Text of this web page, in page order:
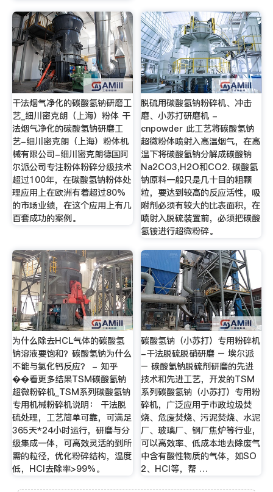
干法烟气净化的碳酸氢钠研磨工
艺_细川密克朗（上海）粉体 干
法烟气净化的碳酸氢钠研磨工
艺-细川密克朗（上海）粉体机
械有限公司-细川密克朗德国阿
尔派公司专注粉体粉碎分级技术
超过100年，在碳酸氢钠粉体处
理应用上在欧洲有着超过80%
的市场业绩，在这个应用上有几
百套成功的案例。
脱硫用碳酸氢钠粉碎机、冲击
磨、小苏打研磨机 -
cnpowder 此工艺将碳酸氢钠
超微粉体喷射入高温烟气，在高
温下将碳酸氢钠分解成碳酸钠
Na2CO3,H2O和CO2. 碳酸氢
钠原料一般只是几十目的粗颗
粒，要达到较高的反应活性，吸
附剂必须有较大的比表面积，在
喷射入脱硫装置前，必须把碳酸
氢铵进行超微粉碎。
为什么除去HCL气体的碳酸氢
钠溶液要饱和？碳酸氢钠为什么
不能与氯化钙反应？ - 知乎
��看更多结果TSM碳酸氢钠
超微粉碎机_TSM系列碳酸氢钠
专用机械粉碎机说明： 干法脱
硫处理，工艺简单可靠，可满足
365天*24小时运行，研磨与分
级集成一体，可高效灵活的到所
需的粒径，优化粉碎结构，温度
低，HCI去除率>99%。
碳酸氢钠（小苏打）专用粉碎机
-干法脱硫脱硝研磨 – 埃尔派
– 碳酸氢钠脱硫剂研磨的先进
技术和先进工艺，开发的TSM
系列碳酸氢钠（小苏打）专用粉
碎机，广泛应用于市政垃圾焚
烧、危废焚烧、污泥焚烧、水泥
厂、玻璃厂、钢厂焦炉等行业，
可以高效率、低成本地去除废气
中含有酸性物质的气体，如SO
2、HCl等，帮 …